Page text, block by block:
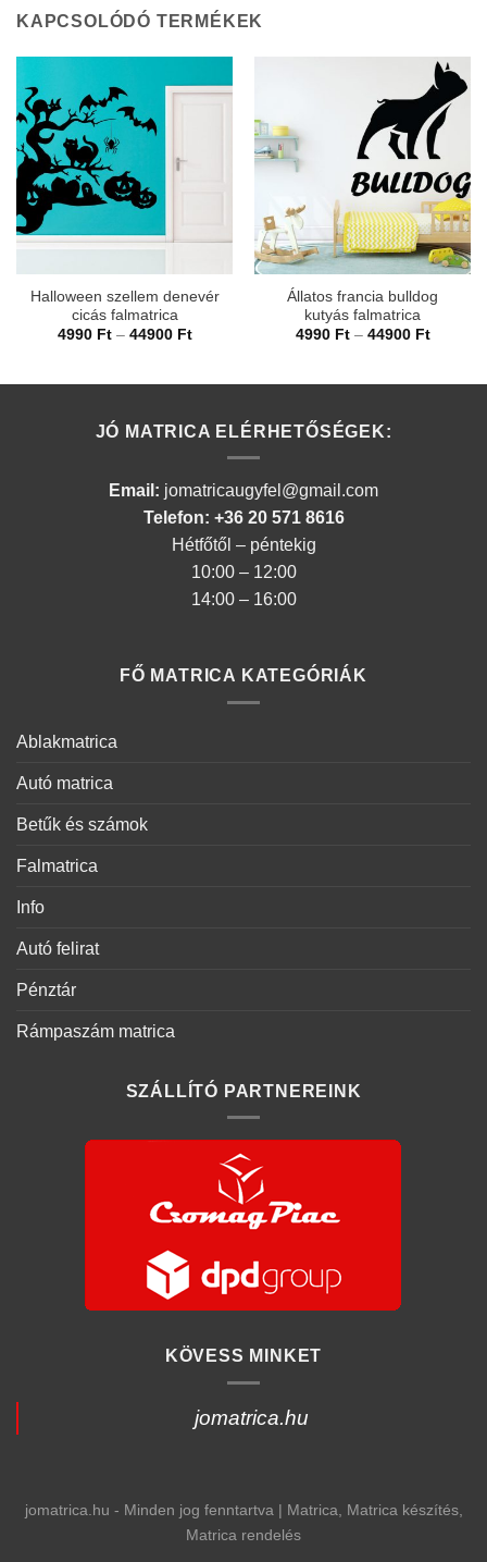
KAPCSOLÓDÓ TERMÉKEK
Halloween szellem denevér
cicás falmatrica
4990 Ft – 44900 FtÁrtartomány:
Állatos francia bulldog
kutyás falmatrica
4990 Ft – 44900 Ft
JÓ MATRICA ELÉRHETŐSÉGEK:
Email: jomatricaugyfel@gmail.com
Telefon: +36 20 571 8616
Hétfőtől – péntekig
10:00 – 12:00
14:00 – 16:00
FŐ MATRICA KATEGÓRIÁK
Ablakmatrica
Autó matrica
Betűk és számok
Falmatrica
Info
Autó felirat
Pénztár
Rámpaszám matrica
SZÁLLÍTÓ PARTNEREINK
KÖVESS MINKET
jomatrica.hu
jomatrica.hu - Minden jog fenntartva | Matrica, Matrica készítés,
Matrica rendelés